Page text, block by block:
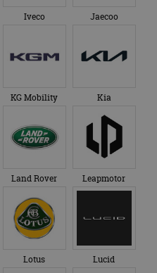
Iveco Jaecoo
KG Mobility Kia
Land Rover Leapmotor
Lotus Lucid